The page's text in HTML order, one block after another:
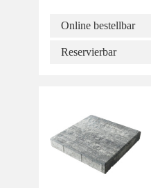
Online bestellbar
Reservierbar